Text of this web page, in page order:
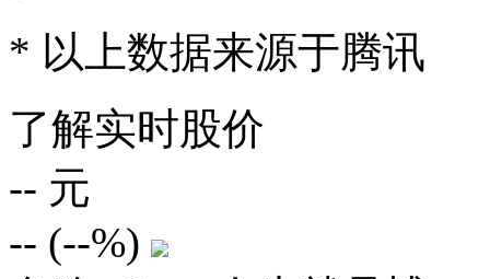
* 以上数据来源于腾讯
了解实时股价
-- 元
-- (--%)